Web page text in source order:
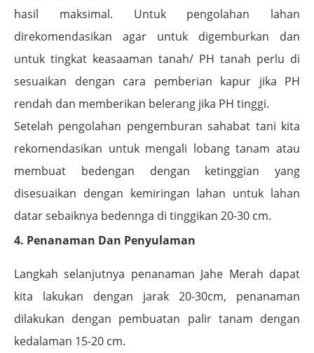
hasil maksimal. Untuk pengolahan lahan
direkomendasikan agar untuk digemburkan dan
untuk tingkat keasaaman tanah/ PH tanah perlu di
sesuaikan dengan cara pemberian kapur jika PH
rendah dan memberikan belerang jika PH tinggi.
Setelah pengolahan pengemburan sahabat tani kita
rekomendasikan untuk mengali lobang tanam atau
membuat bedengan dengan ketinggian yang
disesuaikan dengan kemiringan lahan untuk lahan
datar sebaiknya bedennga di tinggikan 20-30 cm.
4. Penanaman Dan Penyulaman
Langkah selanjutnya penanaman Jahe Merah dapat
kita lakukan dengan jarak 20-30cm, penanaman
dilakukan dengan pembuatan palir tanam dengan
kedalaman 15-20 cm.